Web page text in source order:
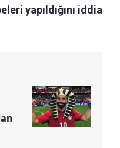
yapıldığını iddia